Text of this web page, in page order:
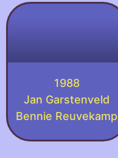
1988
Jan Garstenveld
Bennie Reuvekamp